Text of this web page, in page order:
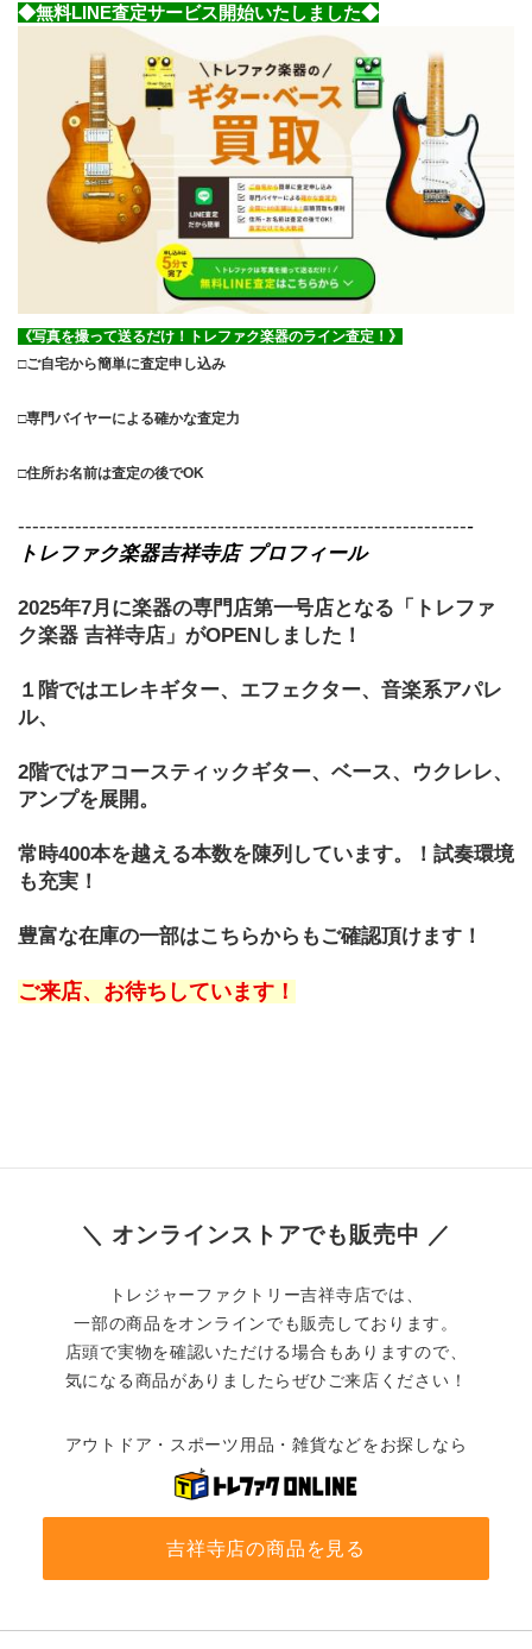
◆無料LINE査定サービス開始いたしました◆
《写真を撮って送るだけ！トレファク楽器のライン査定！》
□ご自宅から簡単に査定申し込み
□専門バイヤーによる確かな査定力
□住所お名前は査定の後でOK
----------------------------------------------------------------
トレファク楽器吉祥寺店 プロフィール
2025年7月に楽器の専門店第一号店となる「トレファ
ク楽器 吉祥寺店」がOPENしました！
１階ではエレキギター、エフェクター、音楽系アパレ
ル、
2階ではアコースティックギター、ベース、ウクレレ、
アンプを展開。
常時400本を越える本数を陳列しています。！試奏環境
も充実！
豊富な在庫の一部はこちらからもご確認頂けます！
ご来店、お待ちしています！
＼ オンラインストアでも販売中 ／
トレジャーファクトリー吉祥寺店では、
一部の商品をオンラインでも販売しております。
店頭で実物を確認いただける場合もありますので、
気になる商品がありましたらぜひご来店ください！
アウトドア・スポーツ用品・雑貨などをお探しなら
吉祥寺店の商品を見る